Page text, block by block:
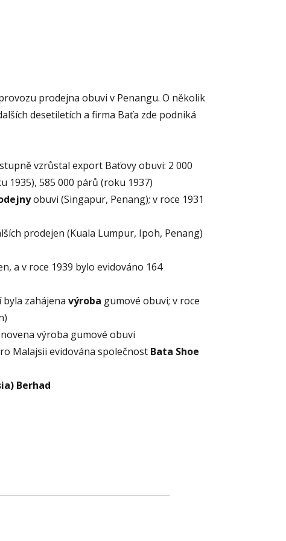
prodejna obuvi v Penangu. O několik
desetiletích a firma Baťa zde podniká
vzrůstal export Baťovy obuvi: 2 000
1935), 585 000 párů (roku 1937)
obuvi (Singapur, Penang); v roce 1931
prodejen (Kuala Lumpur, Ipoh, Penang)
a v roce 1939 bylo evidováno 164
byla zahájena výroba gumové obuvi; v roce
výroba gumové obuvi
Malajsii evidována společnost Bata Shoe
Berhad